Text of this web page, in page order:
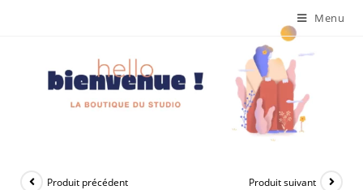
Menu
Produit précédent Produit suivant